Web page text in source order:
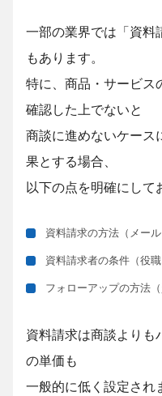
一部の業界では「資料
もあります。
特に、商品・サービス
確認した上でないと
商談に進めないケース
果とする場合、
以下の点を明確にして
資料請求の方法（メー
資料請求者の条件（役職
フォローアップの方法
資料請求は商談よりも
の単価も
一般的に低く設定され